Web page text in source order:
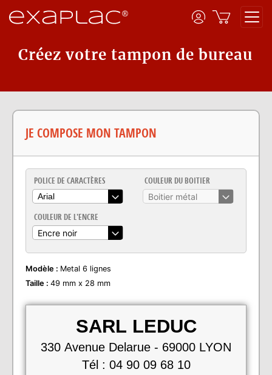
Créez votre tampon de bureau
JE COMPOSE MON TAMPON
POLICE DE CARACTÈRES
Arial
COULEUR DU BOITIER
Boitier métal
COULEUR DE L'ENCRE
Encre noir
Modèle : Metal 6 lignes
Taille : 49 mm x 28 mm
Tél : 04 90 09 68 10
330 Avenue Delarue - 69000 LYON
SARL LEDUC